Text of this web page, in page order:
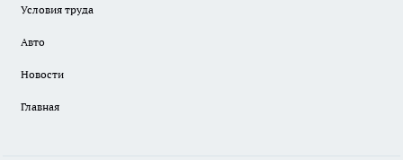
Условия труда
Авто
Новости
Главная